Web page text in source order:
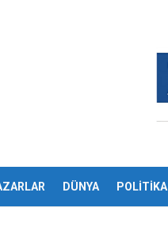
DÜNYA POLİTİKA